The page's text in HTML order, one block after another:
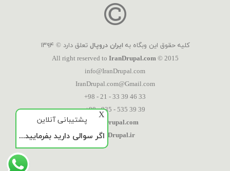
کلیه حقوق این وبگاه به ایران دروپال تعلق دارد © ۱۳۹۴
All right reserved to IranDrupal.com© 2015
info@IranDrupal.com
IranDrupal.com@Gmail.com
+98 - 21 - 33 39 46 33
+98 - 935 - 535 39 39
IranDrupal.com
IranDrupal.ir
X
پشتیبانی آنلاین
اگر سوالی دارید بفرمایید...